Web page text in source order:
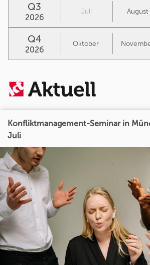
Konfliktmanagement-Seminar in
Juli
Q3
2026
Juli August
Q4
2026
Oktober